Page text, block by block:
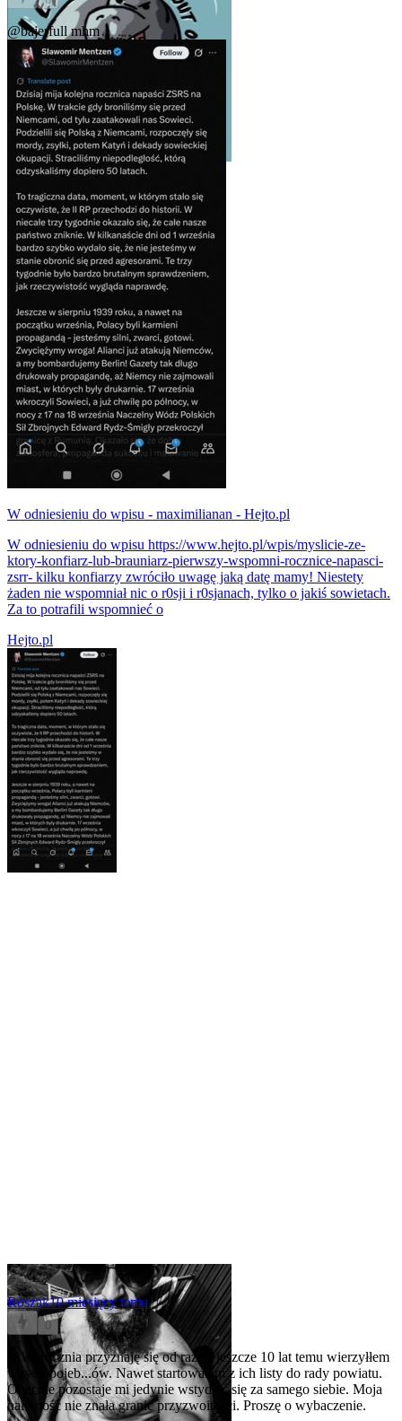
@bajerfull mhm
W odniesieniu do wpisu - maximilianan - Hejto.pl
W odniesieniu do wpisu https://www.hejto.pl/wpis/myslicie-ze-
ktory-konfiarz-lub-brauniarz-pierwszy-wspomni-rocznice-napasci-
zsrr- kilku konfiarzy zwróciło uwagę jaką datę mamy! Niestety
żaden nie wspomniał nic o r0sji i r0sjanach, tylko o jakiś sowietach.
Za to potrafili wspomnieć o
Hejto.pl
Roszak10 miesięcy temu
0
@Wyroczniaprzyznaję się od razu - jeszcze 10 lat temu wierzyłłem
w tych pojeb...ów. Nawet startowałem z ich listy do rady powiatu.
Obecnie pozostaje mi jedynie wstydzić się za samego siebie. Moja
naiwność nie znała granic przyzwoitości. Proszę o wybaczenie.